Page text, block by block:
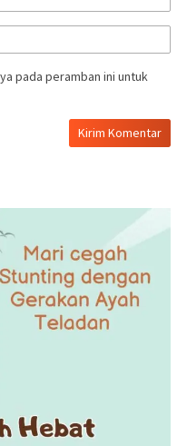
pada peramban ini untuk